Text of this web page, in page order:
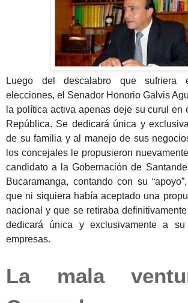
Luego del descalabro que sufriera
elecciones, el Senador Honorio Galvis
la política activa apenas deje su curul en
República. Se dedicará única y
de su familia y al manejo de sus
los concejales le propusieron
candidato a la Gobernación de
Bucaramanga, contando con su
que ni siquiera había aceptado una
nacional y que se retiraba
dedicará única y exclusivamente a
empresas.
La mala